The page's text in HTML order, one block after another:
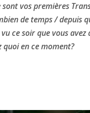
sont vos premières
de temps / depuis
ce soir que vous avez
quoi en ce moment?